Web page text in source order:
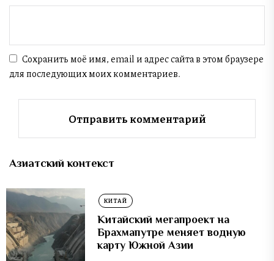
Сохранить моё имя, email и адрес сайта в этом браузере
для последующих моих комментариев.
Азиатский контекст
КИТАЙ
Китайский мегапроект на
Брахмапутре меняет водную
карту Южной Азии